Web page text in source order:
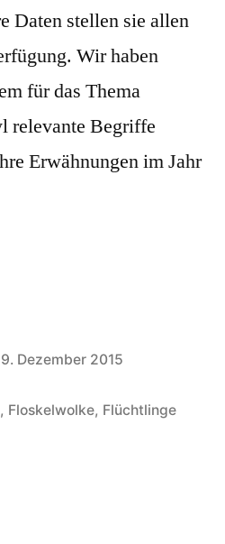
Daten stellen sie allen
Wir haben
für das Thema
relevante Begriffe
Erwähnungen im Jahr
Dezember 2015
, Floskelwolke, Flüchtlinge